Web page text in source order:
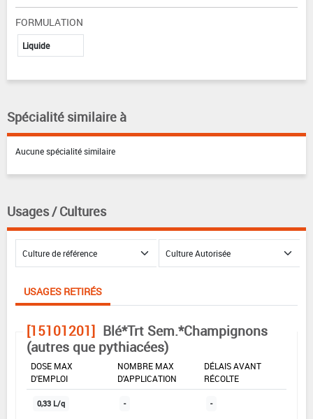
FORMULATION
Liquide
Spécialité similaire à
Aucune spécialité similaire
Usages / Cultures
USAGES RETIRÉS
[15101201] Blé*Trt Sem.*Champignons
(autres que pythiacées)
DOSE MAX
D'EMPLOI
NOMBRE MAX
D'APPLICATION
DÉLAIS AVANT
RÉCOLTE
0,33 L/q - -